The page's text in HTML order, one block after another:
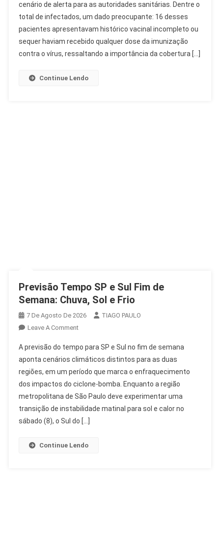
Paulo:
23
Casos
Confirmados
cenário de alerta para as autoridades sanitárias. Dentre o
total de infectados, um dado preocupante: 16 desses
pacientes apresentavam histórico vacinal incompleto ou
sequer haviam recebido qualquer dose da imunização
contra o vírus, ressaltando a importância da cobertura […]
Continue Lendo
Previsão Tempo SP e Sul Fim de
Semana: Chuva, Sol e Frio
7 De Agosto De 2026
TIAGO PAULO
Leave A CommentOn
Tempo
SP
E
Sul
Fim
De
Semana:
A previsão do tempo para SP e Sul no fim de semana
aponta cenários climáticos distintos para as duas
regiões, em um período que marca o enfraquecimento
dos impactos do ciclone-bomba. Enquanto a região
metropolitana de São Paulo deve experimentar uma
transição de instabilidade matinal para sol e calor no
sábado (8), o Sul do […]
Continue Lendo